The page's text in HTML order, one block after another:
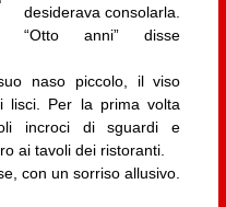
desiderava consolarla.
“Otto anni” disse
naso piccolo, il viso
lisci. Per la prima volta
incroci di sguardi e
ai tavoli dei ristoranti.
con un sorriso allusivo.